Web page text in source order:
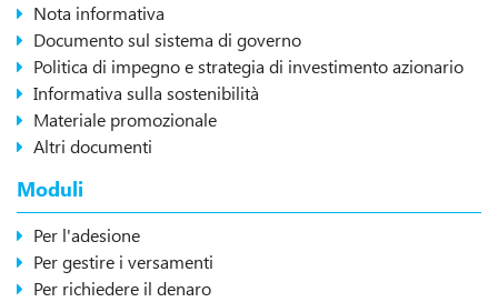
Nota informativa
Documento sul sistema di governo
Politica di impegno e strategia di investimento azionario
Informativa sulla sostenibilità
Materiale promozionale
Altri documenti
Moduli
Per l'adesione
Per gestire i versamenti
Per richiedere il denaro